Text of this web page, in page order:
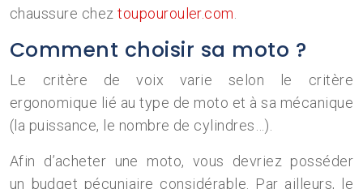
chaussure cheztoupourouler.com
Comment choisir sa moto ?
Le critère de voix varie selon le critère
ergonomique lié au type de moto et à sa mécanique
(la puissance, le nombre de cylindres…).
Afin d’acheter une moto, vous devriez posséder
un budget pécuniaire considérable. Par ailleurs, le